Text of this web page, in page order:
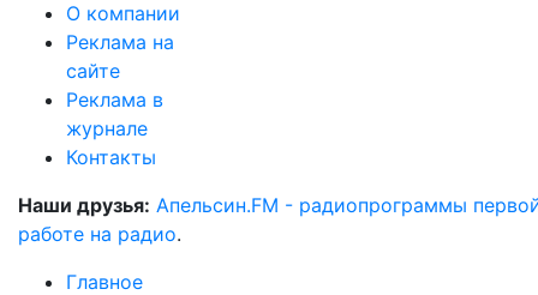
О компании
Реклама на
сайте
Реклама в
журнале
Контакты
Наши друзья: Апельсин.FM - радиопрограммы
работе на радио.
Главное